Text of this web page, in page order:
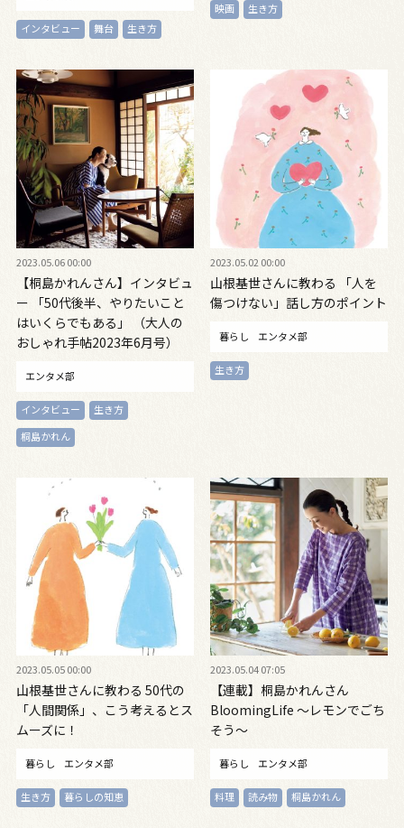
インタビュー 舞台 生き方
映画 生き方
2023.05.06 00:00
【桐島かれんさん】インタビュ
ー 「50代後半、やりたいこと
はいくらでもある」 （大人の
おしゃれ手帖2023年6月号）
エンタメ部
インタビュー
生き方
桐島かれん
2023.05.02 00:00
山根基世さんに教わる 「人を
傷つけない」話し方のポイント
暮らし エンタメ部
生き方
2023.05.05 00:00
山根基世さんに教わる 50代の
「人間関係」、こう考えるとス
ムーズに！
暮らし エンタメ部
生き方 暮らしの知恵
2023.05.04 07:05
【連載】桐島かれんさん
BloomingLife 〜レモンでごち
そう〜
暮らし エンタメ部
料理 読み物 桐島かれん